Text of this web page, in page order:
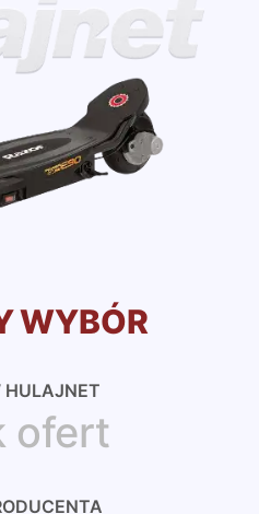
WYBÓR
HULAJNET
ofert